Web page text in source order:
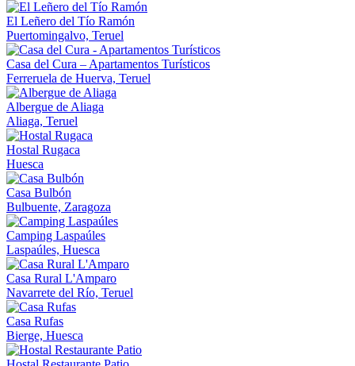
El Leñero del Tío Ramón
Puertomingalvo, Teruel
Casa del Cura – Apartamentos Turísticos
Ferreruela de Huerva, Teruel
Albergue de Aliaga
Aliaga, Teruel
Hostal Rugaca
Huesca
Casa Bulbón
Bulbuente, Zaragoza
Camping Laspaúles
Laspaúles, Huesca
Casa Rural L'Amparo
Navarrete del Río, Teruel
Casa Rufas
Bierge, Huesca